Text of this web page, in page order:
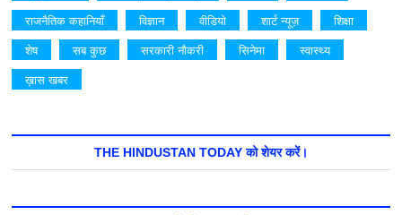
राजनैतिक कहानियाँ
विज्ञान वीडियो शार्ट न्यूज़
शिक्षा
शेष
सब कुछ सरकारी नौकरी सिनेमा
स्वास्थ्य
ख़ास खबर
THE HINDUSTAN TODAY को शेयर करें।